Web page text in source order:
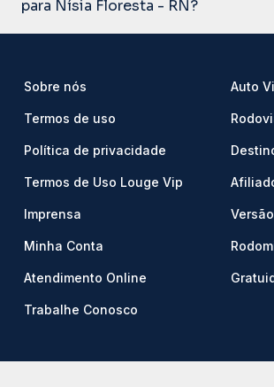
para Nísia Floresta - RN?
Sobre nós
Termos de uso
Política de privacidade
Termos de Uso Louge Vip
Imprensa
Minha Conta
Atendimento Online
Trabalhe Conosco
Auto